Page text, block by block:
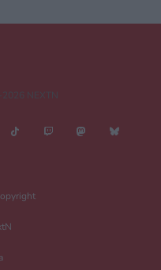
18:29
servido para enterarte de